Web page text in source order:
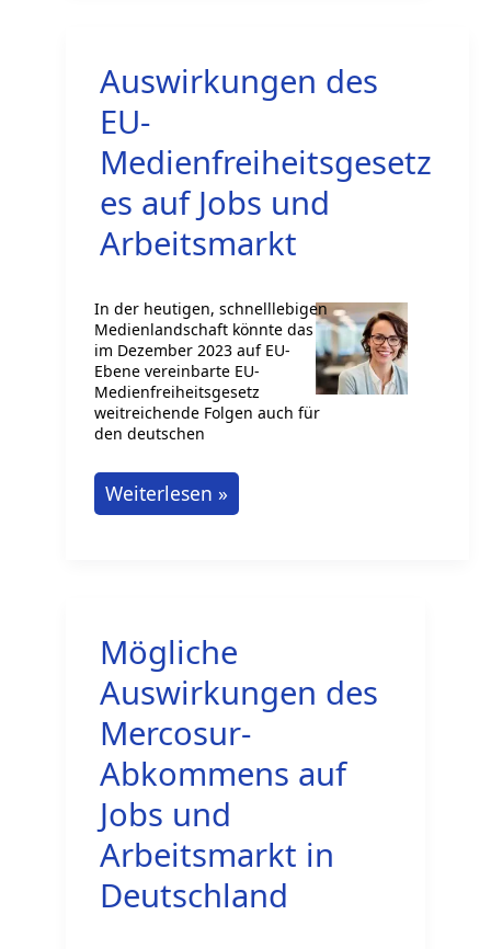
Zahlungslandschaft
bei
Unternehmen
in
Deutschland
Auswirkungen des
EU-
Medienfreiheitsgesetz
es auf Jobs und
Arbeitsmarkt
In der heutigen, schnelllebigen
Medienlandschaft könnte das
im Dezember 2023 auf EU-
Ebene vereinbarte EU-
Medienfreiheitsgesetz
weitreichende Folgen auch für
den deutschen
Auswirkungen
des
Jobs
und
Weiterlesen »
Mögliche
Auswirkungen des
Mercosur-
Abkommens auf
Jobs und
Arbeitsmarkt in
Deutschland